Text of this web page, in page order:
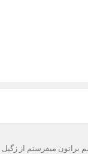
براتون میفرستم از